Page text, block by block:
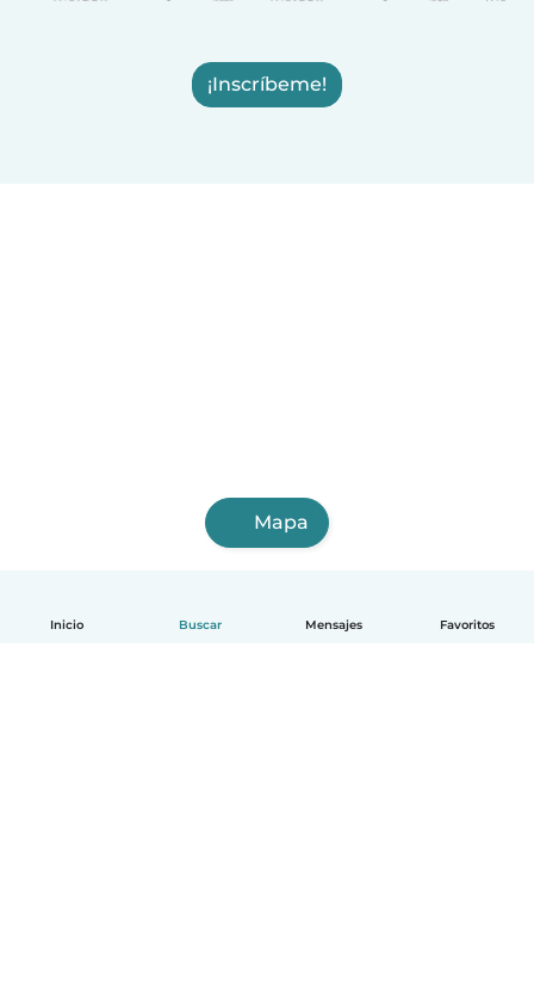
Inicio Buscar Mensajes Favoritos
¡Inscríbeme!
Mapa